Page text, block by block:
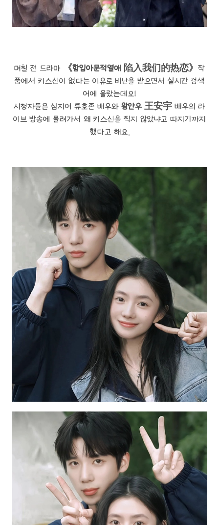
며칠 전 드라마 《함입아문적열애 陷入我们的热恋》 작
품에서 키스신이 없다는 이유로 비난을 받으면서 실시간 검색
어에 올랐는데요!
시청자들은 심지어 류호존 배우와 왕안우 王安宇 배우의 라
이브 방송에 몰려가서 왜 키스신을 찍지 않았냐고 따지기까지
했다고 해요.